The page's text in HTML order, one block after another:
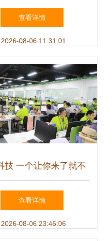
发 创新驱动的未来
查看详情
08-06 11:31:01
技 一个让你来了就不
想离开的科技沃土
查看详情
08-06 23:46:06